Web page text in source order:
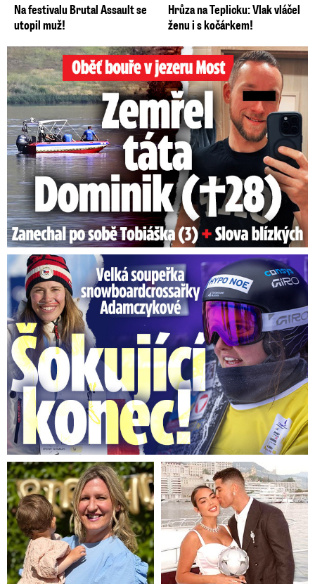
Na festivalu Brutal Assault se
utopil muž!
Hrůza na Teplicku: Vlak vláčel
ženu i s kočárkem!
Oběť bouře v jezeru Most: Zemřel táta Dominik (†28)
Velká soupeřka Adamczykové: Šokující konec!